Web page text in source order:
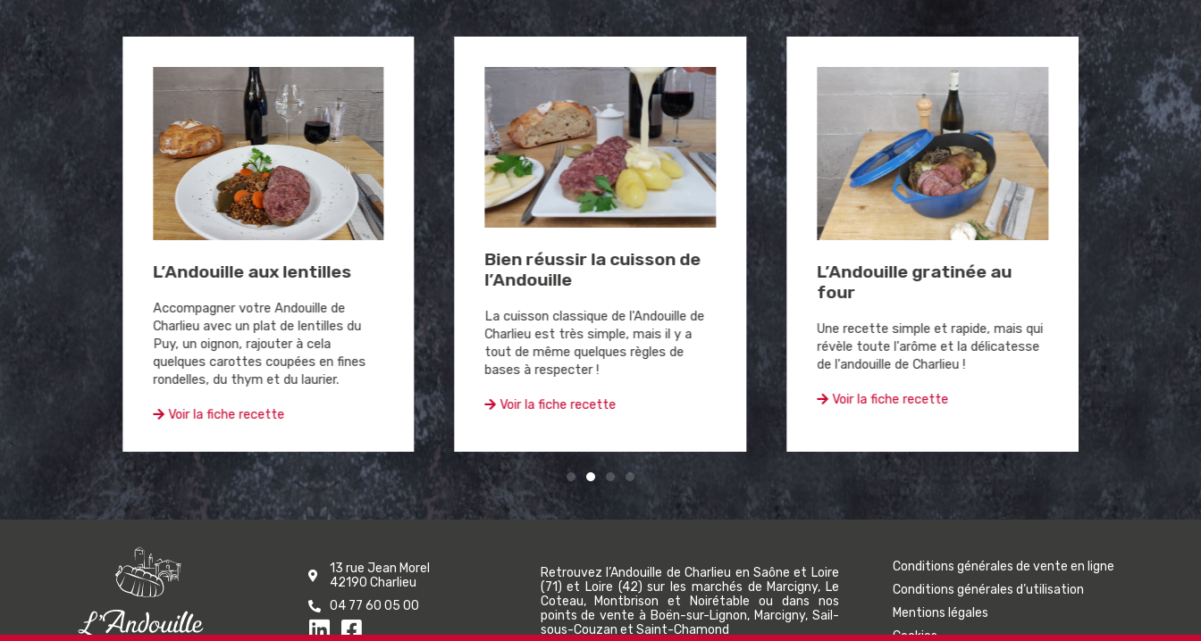
L’Andouille aux lentilles
Accompagner votre Andouille de
Charlieu avec un plat de lentilles du
Puy, un oignon, rajouter à cela
quelques carottes coupées en fines
rondelles, du thym et du laurier.
Voir la fiche recette
Bien réussir la cuisson de
l’Andouille
La cuisson classique de l'Andouille de
Charlieu est très simple, mais il y a
tout de même quelques règles de
bases à respecter !
Voir la fiche recette
L’Andouille gratinée au
four
Une recette simple et rapide, mais qui
révèle toute l'arôme et la délicatesse
de l'andouille de Charlieu !
Voir la fiche recette
Suivez
votre
13 rue Jean Morel
42190 Charlieu
04 77 60 05 00
Retrouvez l’Andouille de Charlieu en Saône et Loire
(71) et Loire (42) sur les marchés de Marcigny, Le
Coteau, Montbrison et Noirétable ou dans nos
points de vente à Boën-sur-Lignon, Marcigny, Sail-
sous-Couzan et Saint-Chamond
Conditions générales de vente en ligne
Conditions générales d’utilisation
Mentions légales
Cookies